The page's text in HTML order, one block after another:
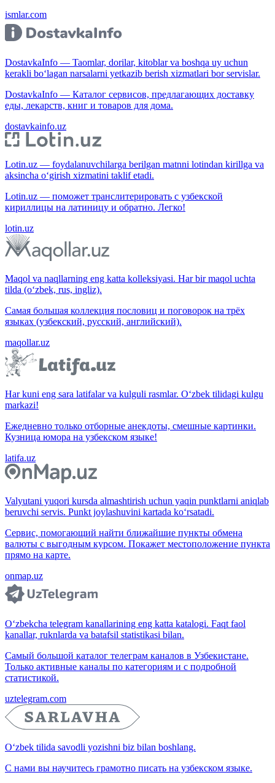
ismlar.com
DostavkaInfo — Taomlar, dorilar, kitoblar va boshqa uy uchun
kerakli bo‘lagan narsalarni yetkazib berish xizmatlari bor servislar.
DostavkaInfo — Каталог сервисов, предлагающих доставку
еды, лекарств, книг и товаров для дома.
dostavkainfo.uz
Lotin.uz — foydalanuvchilarga berilgan matnni lotindan kirillga va
aksincha o‘girish xizmatini taklif etadi.
Lotin.uz — поможет транслитерировать с узбекской
кириллицы на латиницу и обратно. Легко!
lotin.uz
Maqol va naqllarning eng katta kolleksiyasi. Har bir maqol uchta
tilda (o‘zbek, rus, ingliz).
Самая большая коллекция пословиц и поговорок на трёх
языках (узбекский, русский, английский).
maqollar.uz
Har kuni eng sara latifalar va kulguli rasmlar. O‘zbek tilidagi kulgu
markazi!
Ежедневно только отборные анекдоты, смешные картинки.
Кузница юмора на узбекском языке!
latifa.uz
Valyutani yuqori kursda almashtirish uchun yaqin punktlarni aniqlab
beruvchi servis. Punkt joylashuvini kartada ko‘rsatadi.
Сервис, помогающий найти ближайшие пункты обмена
валюты с выгодным курсом. Покажет местоположение пункта
прямо на карте.
onmap.uz
O‘zbekcha telegram kanallarining eng katta katalogi. Faqt faol
kanallar, ruknlarda va batafsil statistikasi bilan.
Самый большой каталог телеграм каналов в Узбекистане.
Только активные каналы по категориям и с подробной
статистикой.
uztelegram.com
O‘zbek tilida savodli yozishni biz bilan boshlang.
С нами вы научитесь грамотно писать на узбекском языке.